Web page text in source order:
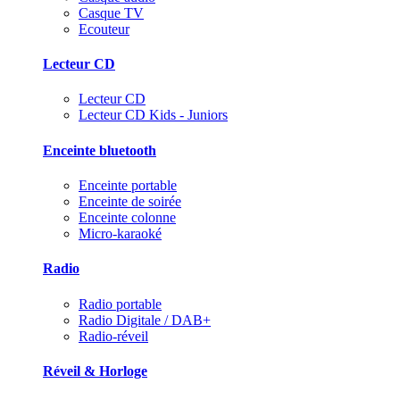
Casque TV
Ecouteur
Lecteur CD
Lecteur CD
Lecteur CD Kids - Juniors
Enceinte bluetooth
Enceinte portable
Enceinte de soirée
Enceinte colonne
Micro-karaoké
Radio
Radio portable
Radio Digitale / DAB+
Radio-réveil
Réveil & Horloge